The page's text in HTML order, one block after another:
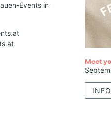
Events in
Meet